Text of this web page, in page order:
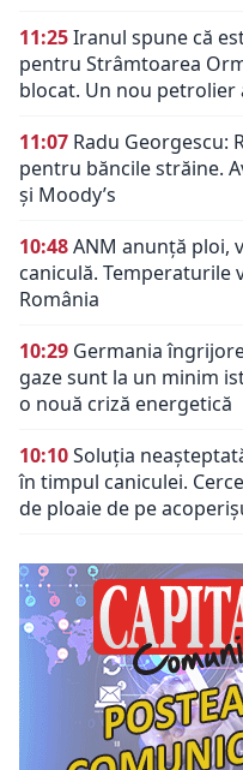
11:25Iranul spune că
pentru Strâmtoarea
blocat. Un nou
11:07 Radu Georgescu:
pentru băncile străine.
și Moody’s
10:48ANM anunță ploi,
caniculă. Temperaturile
România
10:29 Germania
gaze sunt la un minim
o nouă criză energetică
10:10Soluția
în timpul caniculei.
de ploaie de pe